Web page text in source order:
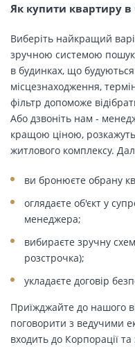
Як купити квартиру
Виберіть найкращий
зручною системою
в будинках, що
місцезнаходження,
фільтр допоможе
Або дзвоніть нам -
кращою ціною,
житлового комплексу.
ви бронюєте обрану
оглядаєте об'єкт у
менеджера;
вибираєте зручну
розстрочка);
укладаєте договір
Приїжджайте до нашого
поговорити з ведучими
входить до Корпорації